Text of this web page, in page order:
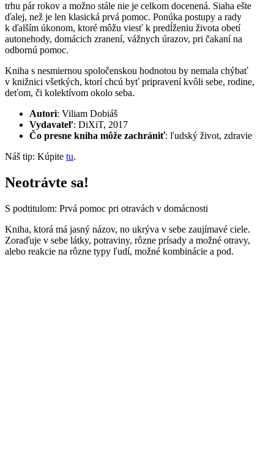
trhu pár rokov a možno stále nie je celkom docenená. Siaha ešte
ďalej, než je len klasická prvá pomoc. Ponúka postupy a rady
k ďalším úkonom, ktoré môžu viesť k predĺženiu života obetí
autonehody, domácich zranení, vážnych úrazov, pri čakaní na
odbornú pomoc.
Kniha s nesmiernou spoločenskou hodnotou by nemala chýbať
v knižnici všetkých, ktorí chcú byť pripravení kvôli sebe, rodine,
deťom, či kolektívom okolo seba.
Autori: Viliam Dobiáš
Vydavateľ: DiXiT, 2017
Čo presne kniha môže zachrániť: ľudský život, zdravie
Náš tip: Kúpite tu.
Neotrávte sa!
S podtitulom: Prvá pomoc pri otravách v domácnosti
Kniha, ktorá má jasný názov, no ukrýva v sebe zaujímavé ciele.
Zoraďuje v sebe látky, potraviny, rôzne prísady a možné otravy,
alebo reakcie na rôzne typy ľudí, možné kombinácie a pod.